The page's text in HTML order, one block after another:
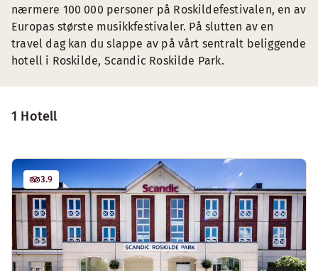
1 Hotell
3.9
nærmere 100 000 personer på Roskildefestivalen, en av
Europas største musikkfestivaler. På slutten av en
travel dag kan du slappe av på vårt sentralt beliggende
hotell i Roskilde, Scandic Roskilde Park.